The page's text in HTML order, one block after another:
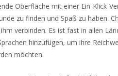
Oberfläche mit einer Ein-Klick-
zu finden und Spaß zu haben.
verbinden. Es ist fast in allen
hinzufügen, um ihre
möchten.